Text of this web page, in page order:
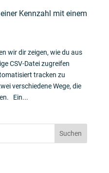
Kennzahl mit einem
wir dir zeigen, wie du aus
CSV-Datei zugreifen
tracken zu
verschiedene Wege, die
Ein...